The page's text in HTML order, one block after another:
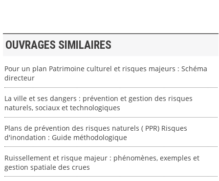
OUVRAGES SIMILAIRES
Pour un plan Patrimoine culturel et risques majeurs : Schéma
directeur
La ville et ses dangers : prévention et gestion des risques
naturels, sociaux et technologiques
Plans de prévention des risques naturels ( PPR) Risques
d'inondation : Guide méthodologique
Ruissellement et risque majeur : phénomènes, exemples et
gestion spatiale des crues